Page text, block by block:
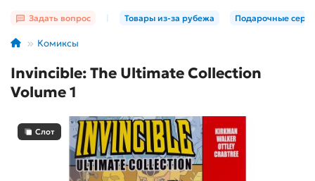
Задать вопрос Товары из-за рубежа Подарочные
Комиксы
Invincible: The Ultimate Collection
Volume 1
Слот